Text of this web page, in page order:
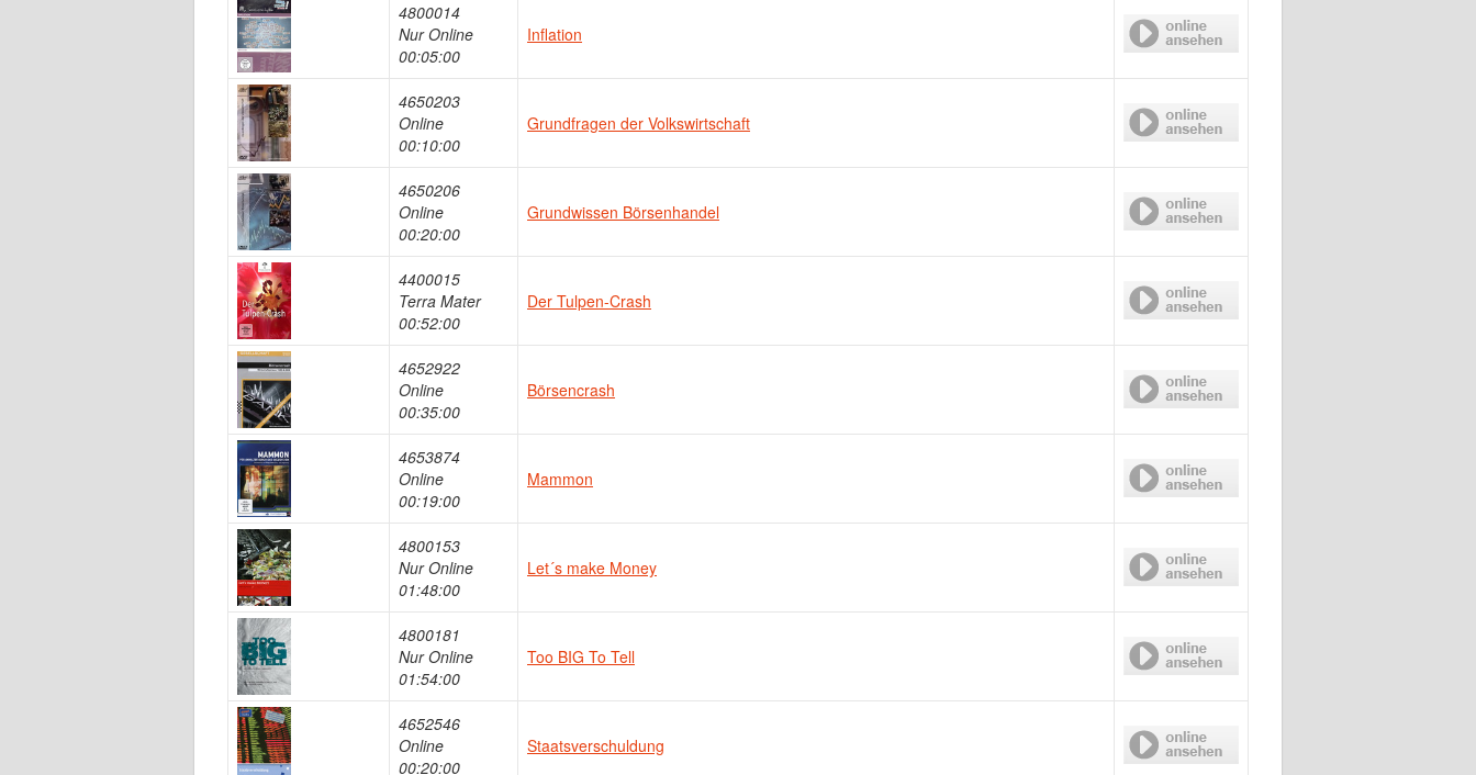
4800014
Nur Online
00:05:00
Inflation
4650203
Online
00:10:00
Grundfragen der Volkswirtschaft
4650206
Online
00:20:00
Grundwissen Börsenhandel
4400015
Terra Mater
00:52:00
Der Tulpen-Crash
4652922
Online
00:35:00
Börsencrash
4653874
Online
00:19:00
Mammon
4800153
Nur Online
01:48:00
Let´s make Money
4800181
Nur Online
01:54:00
Too BIG To Tell
4652546
Online
00:20:00
Staatsverschuldung